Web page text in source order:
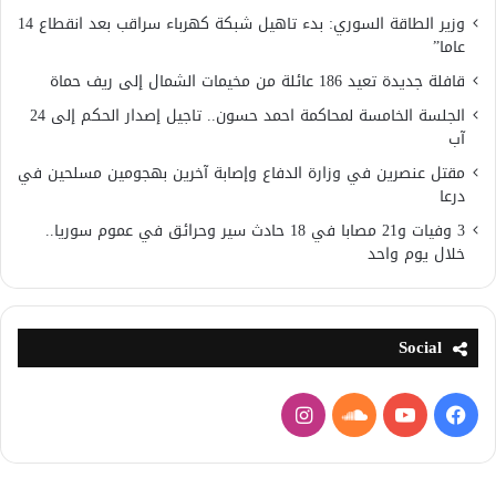
وزير الطاقة السوري: بدء تاهيل شبكة كهرباء سراقب بعد انقطاع 14
عاما”
قافلة جديدة تعيد 186 عائلة من مخيمات الشمال إلى ريف حماة
الجلسة الخامسة لمحاكمة احمد حسون.. تاجيل إصدار الحكم إلى 24
آب
مقتل عنصرين في وزارة الدفاع وإصابة آخرين بهجومين مسلحين في
درعا
3 وفيات و21 مصابا في 18 حادث سير وحرائق في عموم سوريا..
خلال يوم واحد
Social
فيسبوكيوتيوبساوند
كلاود
انستقرام